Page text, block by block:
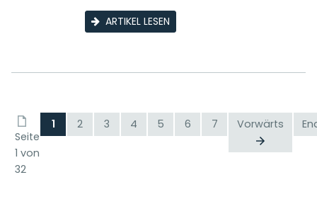
ARTIKEL LESEN
Seite
1 von
32
1 2 3 4 5 6 7 Vorwärts